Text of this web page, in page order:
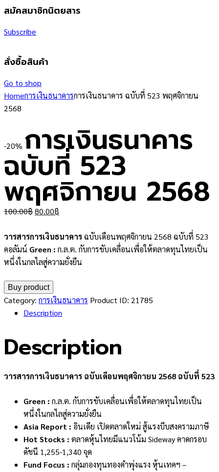
สมัคสมาชิกนิตยสาร
Subscribe
สั่งซื้อสินค้า
Go to shop
Homeการเงินธนาคารการเงินธนาคาร ฉบับที่ 523 พฤศจิกายน
2568
-20% การเงินธนาคาร
ฉบับที่ 523
พฤศจิกายน 2568
100.00฿Original
was:
100.00฿.
80.00฿
is:
80.00฿.
วารสารการเงินธนาคารฉบับเดือนพฤศจิกายน 2568 ฉบับที่ 523
คอลัมน์ Green : ก.ล.ต. กับการขับเคลื่อนเพื่อให้ตลาดทุนไทยเป็น
หนึ่งในกลไลสู่ความยั่งยืน
Buy product
Category: การเงินธนาคาร Product ID: 21785
Description
Description
วารสารการเงินธนาคาร ฉบับเดือนพฤศจิกายน 2568 ฉบับที่ 523
Green : ก.ล.ต. กับการขับเคลื่อนเพื่อให้ตลาดทุนไทยเป็น
หนึ่งในกลไลสู่ความยั่งยืน
Asia Report : อินเดีย เปิดตลาดใหม่ สู้แรงบีบสงครามภาษี
Hot Stocks : ตลาดหุ้นไทยมีแนวโน้ม Sideway คาดกรอบ
ดัชนี 1,255-1,340 จุด
Fund Focus : กลุ่มกองทุนทองคำพุ่งแรง หุ้นเทคฯ –